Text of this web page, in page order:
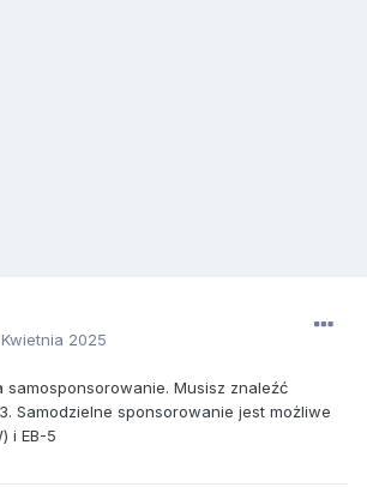
2025
samosponsorowanie. Musisz znaleźć
Samodzielne sponsorowanie jest możliwe
i EB-5